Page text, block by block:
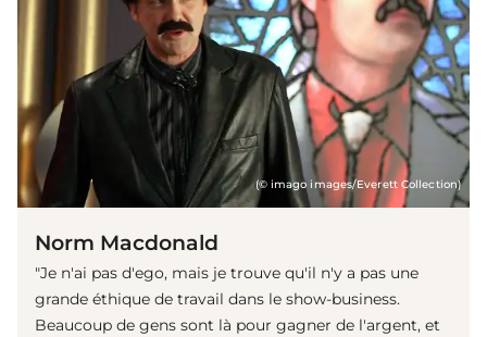
(© imago images/Everett Collection)
Norm Macdonald
"Je n'ai pas d'ego, mais je trouve qu'il n'y a pas une
grande éthique de travail dans le show-business.
Beaucoup de gens sont là pour gagner de l'argent, et